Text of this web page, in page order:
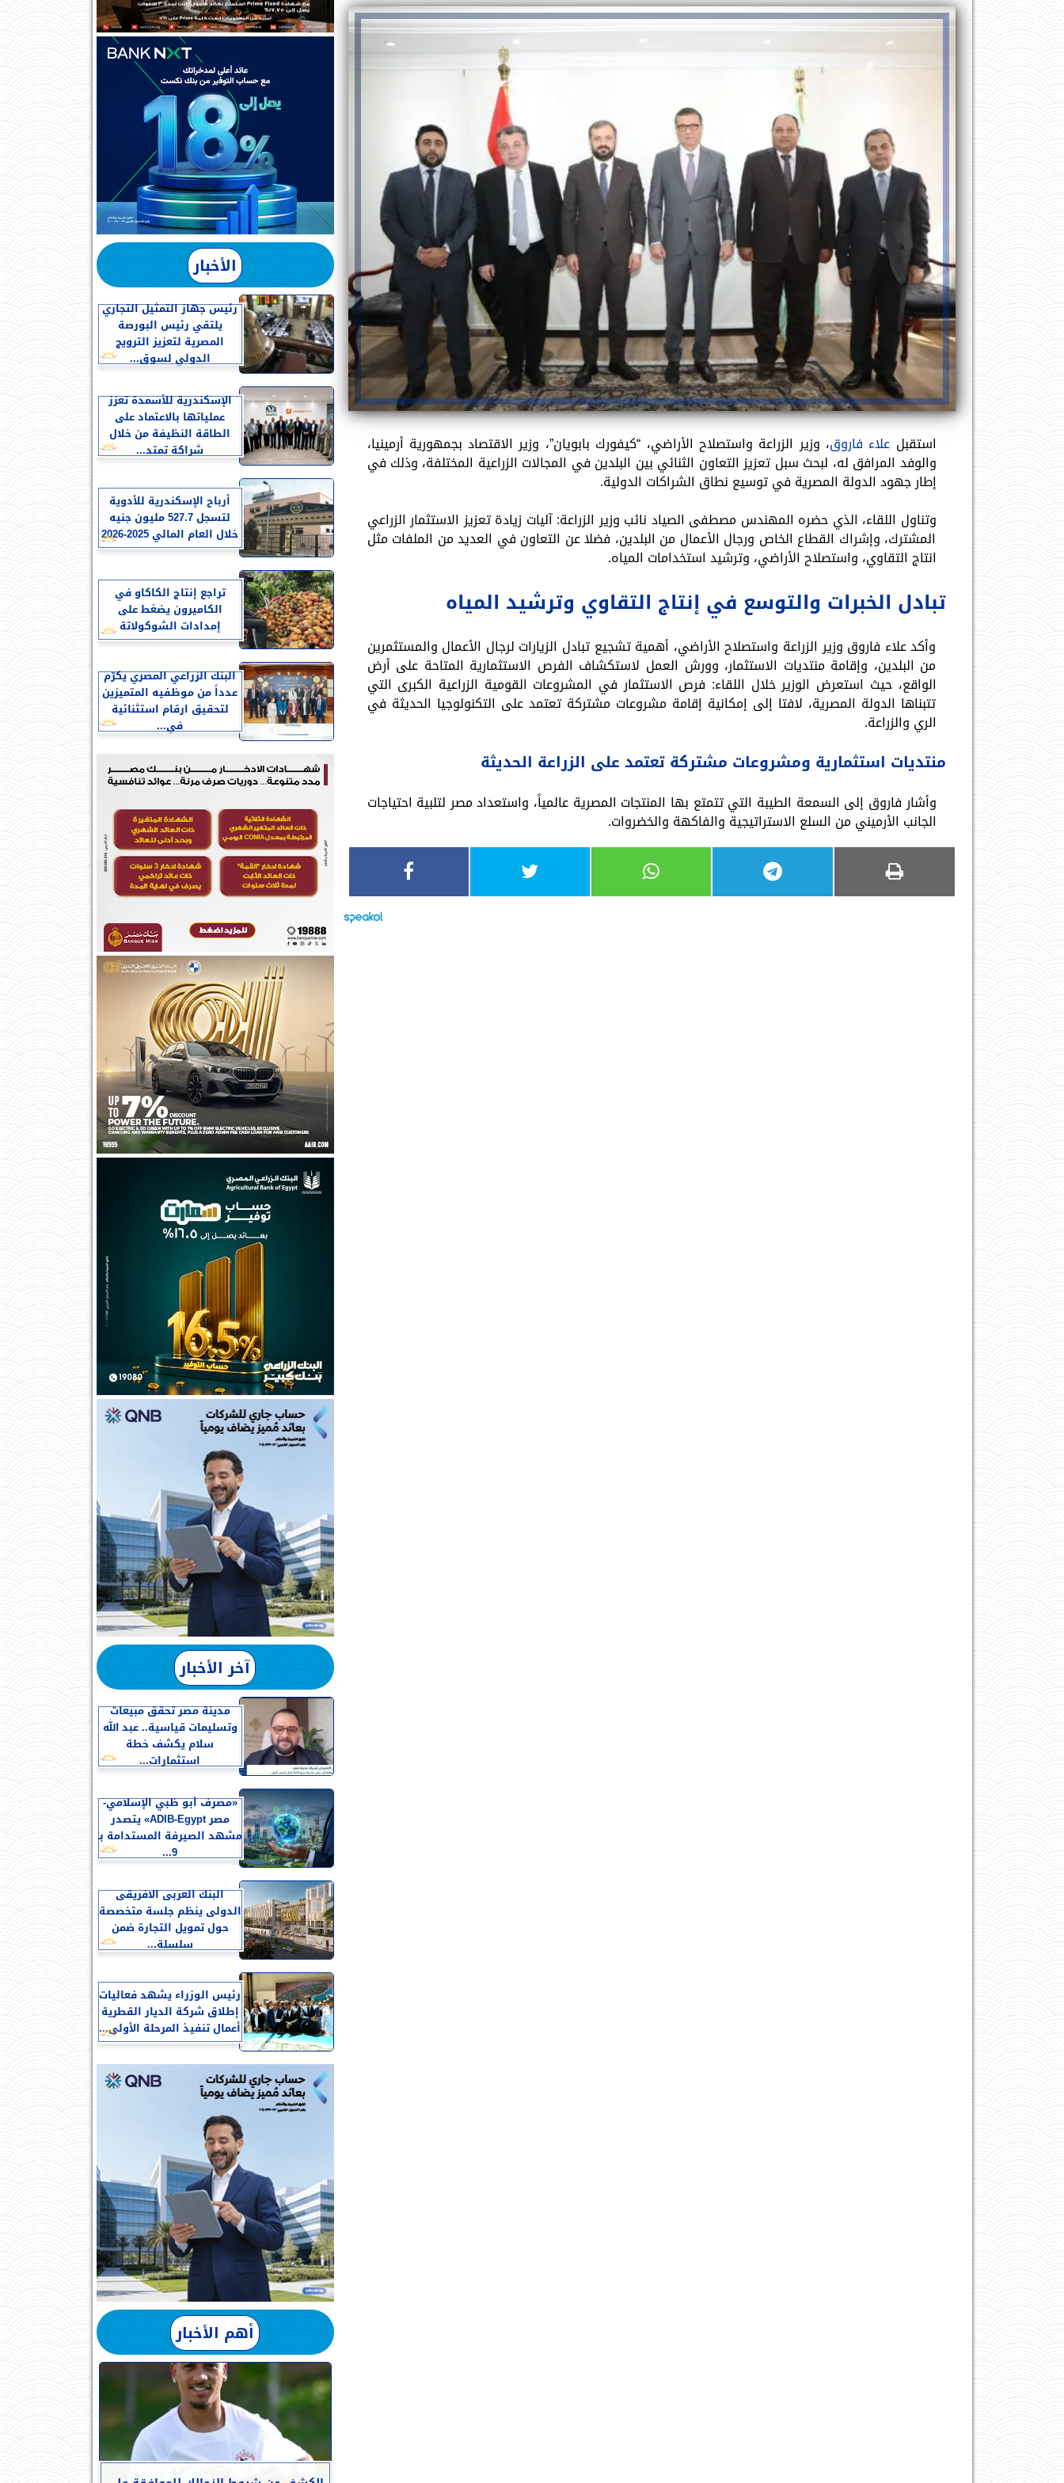
استقبل علاء فاروق، وزير الزراعة واستصلاح الأراضي، “كيفورك بابويان”، وزير الاقتصاد بجمهورية أرمينيا،
والوفد المرافق له، لبحث سبل تعزيز التعاون الثنائي بين البلدين في المجالات الزراعية المختلفة، وذلك في
إطار جهود الدولة المصرية في توسيع نطاق الشراكات الدولية.
وتناول اللقاء، الذي حضره المهندس مصطفى الصياد نائب وزير الزراعة: آليات زيادة تعزيز الاستثمار الزراعي
المشترك، وإشراك القطاع الخاص ورجال الأعمال من البلدين، فضلا عن التعاون في العديد من الملفات مثل
انتاج التقاوي، واستصلاح الأراضي، وترشيد استخدامات المياه.
تبادل الخبرات والتوسع في إنتاج التقاوي وترشيد المياه
وأكد علاء فاروق وزير الزراعة واستصلاح الأراضي، أهمية تشجيع تبادل الزيارات لرجال الأعمال والمستثمرين
من البلدين، وإقامة منتديات الاستثمار، وورش العمل لاستكشاف الفرص الاستثمارية المتاحة على أرض
الواقع، حيث استعرض الوزير خلال اللقاء: فرص الاستثمار في المشروعات القومية الزراعية الكبرى التي
تتبناها الدولة المصرية، لافتا إلى إمكانية إقامة مشروعات مشتركة تعتمد على التكنولوجيا الحديثة في
الري والزراعة.
منتديات استثمارية ومشروعات مشتركة تعتمد على الزراعة الحديثة
وأشار فاروق إلى السمعة الطيبة التي تتمتع بها المنتجات المصرية عالمياً، واستعداد مصر لتلبية احتياجات
الجانب الأرميني من السلع الاستراتيجية والفاكهة والخضروات.
الأخبار
رئيس جهاز التمثيل التجاري
يلتقي رئيس البورصة
المصرية لتعزيز الترويج
الدولي لسوق...
الإسكندرية للأسمدة تعزز
عملياتها بالاعتماد على
الطاقة النظيفة من خلال
شراكة تمتد...
أرباح الإسكندرية للأدوية
لتسجل 527.7 مليون جنيه
خلال العام المالي 2025-2026
تراجع إنتاج الكاكاو في
الكاميرون يضغط على
إمدادات الشوكولاتة
البنك الزراعي المصري يكرّم
عدداً من موظفيه المتميزين
لتحقيق ارقام استثنائية
في...
آخر الأخبار
مدينة مصر تحقق مبيعات
وتسليمات قياسية.. عبد الله
سلام يكشف خطة
استثمارات...
«مصرف أبو ظبي الإسلامي-
مصر ADIB-Egypt» يتصدر
مشهد الصيرفة المستدامة بـ
9...
البنك العربى الافريقى
الدولى ينظم جلسة متخصصة
حول تمويل التجارة ضمن
سلسلة...
رئيس الوزراء يشهد فعاليات
إطلاق شركة الديار القطرية
أعمال تنفيذ المرحلة الأولى...
أهم الأخبار